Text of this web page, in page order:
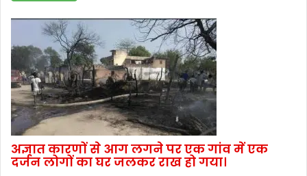
अज्ञात कारणों से आग लगने पर एक गांव में एक
दर्जन लोगों का घर जलकर राख हो गया।